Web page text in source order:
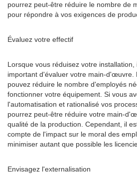
pourrez peut-être réduire le nombre de
pour répondre à vos exigences de
Évaluez votre effectif
Lorsque vous réduisez votre
important d'évaluer votre main-d'œuvre.
pouvez réduire le nombre d'employés
fonctionner votre équipement. Si vous
l'automatisation et rationalisé vos
pourrez peut-être réduire votre main-
qualité de la production. Cependant, il
compte de l'impact sur le moral des
minimiser autant que possible les
Envisagez l'externalisation